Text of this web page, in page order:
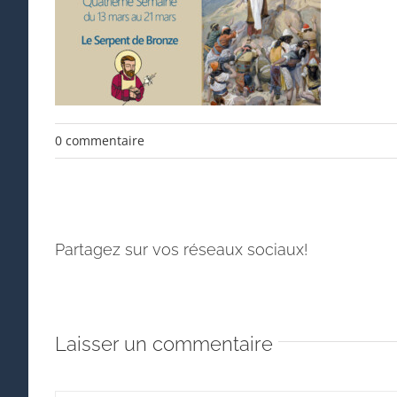
0 commentaire
Partagez sur vos réseaux sociaux!
Laisser un commentaire